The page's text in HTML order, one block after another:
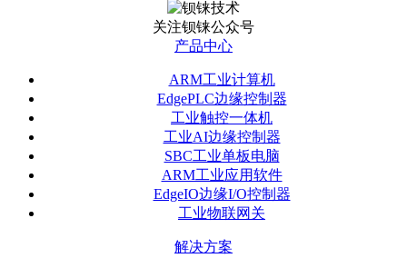
关注钡铼公众号
产品中心
ARM工业计算机
EdgePLC边缘控制器
工业触控一体机
工业AI边缘控制器
SBC工业单板电脑
ARM工业应用软件
EdgeIO边缘I/O控制器
工业物联网关
解决方案